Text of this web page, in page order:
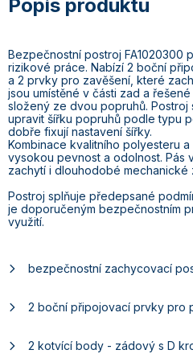
Bezpečnostní postroj FA1020300
rizikové práce. Nabízí 2 boční
a 2 prvky pro zavěšení, které
jsou umístěné v části zad a
složený ze dvou popruhů.
upravit šířku popruhů podle typu
dobře fixují nastavení šířky.
Kombinace kvalitního polyesteru
vysokou pevnost a odolnost. Pás
zachytí i dlouhodobé mechanické
Postroj splňuje předepsané
je doporučeným bezpečnostním
využití.
bezpečnostní zachycovací
2 boční připojovací prvky pro
2 kotvící body - zádový s D